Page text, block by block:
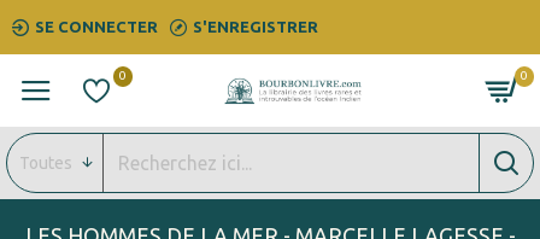
SE CONNECTER S'ENREGISTRER
0 0
Toutes